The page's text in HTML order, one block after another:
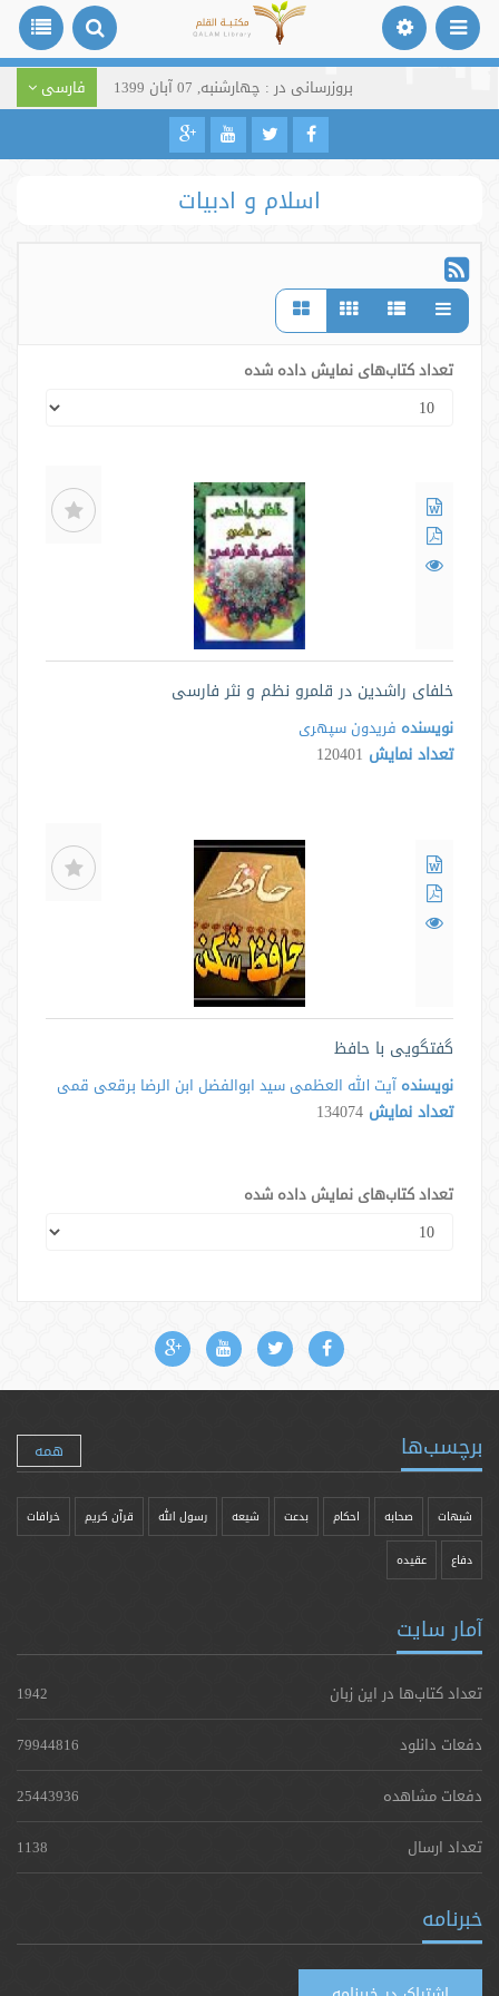
بروزرسانی در : چهارشنبه, 07 آبان 1399 فارسی
اسلام و ادبیات
تعداد کتاب‌های نمایش داده شده
خلفای راشدین در قلمرو نظم و نثر فارسی
نویسنده فریدون سپهری
تعداد نمایش 120401
گفتگویی با حافظ
نویسنده آیت الله العظمی سید ابوالفضل ابن الرضا برقعی قمی
تعداد نمایش 134074
تعداد کتاب‌های نمایش داده شده
برچسب‌ها همه
شبهات صحابه احکام بدعت شیعه رسول الله قرآن کریم خرافات
دفاع عقیده
آمار سایت
تعداد کتاب‌ها در این زبان
1942
دفعات دانلود
79944816
دفعات مشاهده
25443936
تعداد ارسال
1138
خبرنامه